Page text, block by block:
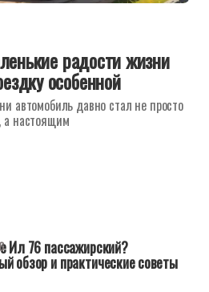
радости жизни
особенной
автомобиль давно стал не просто
а настоящим
Ил 76 пассажирский?
обзор и практические советы